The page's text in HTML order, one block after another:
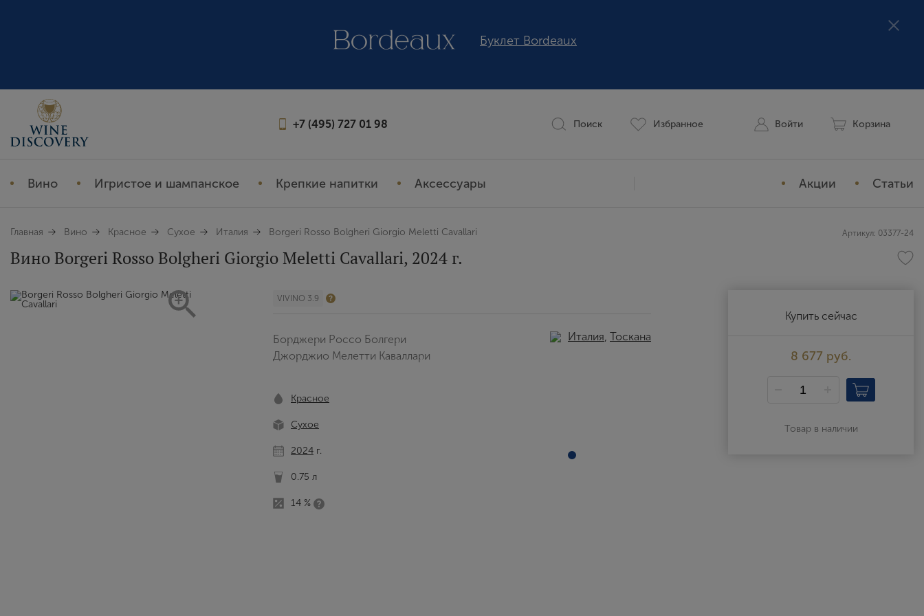
Буклет Bordeaux
+7 (495) 727 01 98 Поиск Избранное Войти
Выйти
Корзина
Вино Игристое и шампанское Крепкие напитки Аксессуары Акции Статьи
Главная Вино Красное Сухое Италия Borgeri Rosso Bolgheri Giorgio Meletti Cavallari
Вино Borgeri Rosso Bolgheri Giorgio Meletti Cavallari, 2024 г.
Артикул: 03377-24
VIVINO 3.9
Борджери Россо Болгери
Джорджио Мелетти Каваллари
Италия, Тоскана
Красное
Сухое
2024 г.
0.75 л
14 %
Купить сейчас
8 677 руб.
Товар в наличии